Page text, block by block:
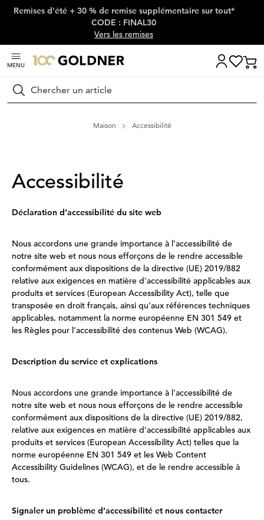
Passer la navigation, aller directement au contenu
Remises d'été + 30 % de remise supplémentaire sur tout*
CODE : FINAL30
Vers les remises
MENU
Rechercher
Maison Accessibilité
Accessibilité
Déclaration d’accessibilité du site web
Nous accordons une grande importance à l’accessibilité de
notre site web et nous nous efforçons de le rendre accessible
conformément aux dispositions de la directive (UE) 2019/882
relative aux exigences en matière d’accessibilité applicables aux
produits et services (European Accessibility Act), telle que
transposée en droit français, ainsi qu’aux références techniques
applicables, notamment la norme européenne EN 301 549 et
les Règles pour l’accessibilité des contenus Web (WCAG).
Description du service et explications
Nous accordons une grande importance à l'accessibilité de
notre site web et nous nous efforçons de le rendre accessible
conformément aux dispositions de la directive (UE) 2019/882,
relative aux exigences en matière d’accessibilité applicables aux
produits et services (European Accessibility Act) telles que la
norme européenne EN 301 549 et les Web Content
Accessibility Guidelines (WCAG), et de le rendre accessible à
tous.
Signaler un problème d’accessibilité et nous contacter